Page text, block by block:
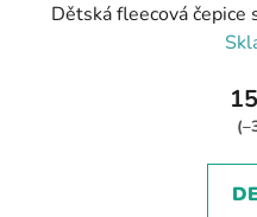
Dětská fleecová čepice